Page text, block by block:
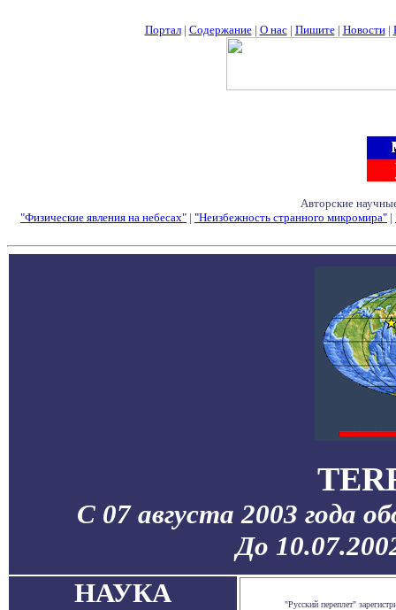
Портал| Содержание| О нас| Пишите| Новости|
Авторские
"Физические явления на небесах" | "Неизбежность странного микромира" |
С 07 августа 2003 года
До
НАУКА
"Русский переплет"